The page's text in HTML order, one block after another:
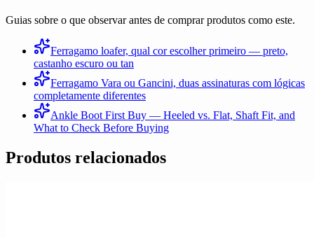
Guias sobre o que observar antes de comprar produtos como este.
Ferragamo loafer, qual cor escolher primeiro — preto,
castanho escuro ou tan
Ferragamo Vara ou Gancini, duas assinaturas com lógicas
completamente diferentes
Ankle Boot First Buy — Heeled vs. Flat, Shaft Fit, and
What to Check Before Buying
Produtos relacionados